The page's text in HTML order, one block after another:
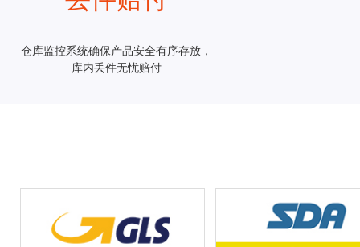
仓库监控系统确保产品安全有序存放，
库内丢件无忧赔付